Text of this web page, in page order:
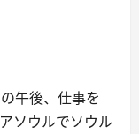
午後、仕事を
ソウルでソウル